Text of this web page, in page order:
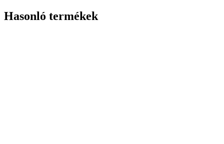
Hasonló termékek